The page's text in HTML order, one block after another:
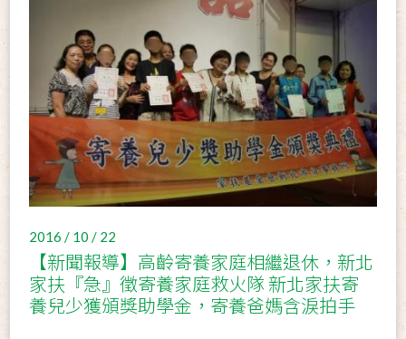
2016 / 10 / 22
【新聞報導】高齡寄養家庭相繼退休，新北
家扶『急』徵寄養家庭救火隊 新北家扶寄
養兒少獲頒獎助學金，寄養爸媽含淚拍手